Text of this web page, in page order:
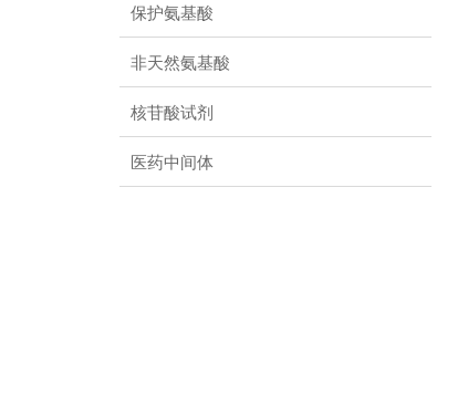
保护氨基酸
非天然氨基酸
核苷酸试剂
医药中间体